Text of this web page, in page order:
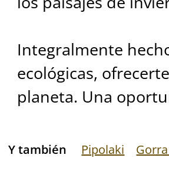
Integralmente
ecológicas,
planeta. Una
Y también Pipolaki